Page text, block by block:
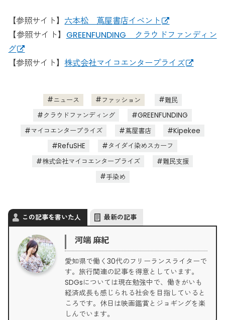
【参照サイト】 六本松 蔦屋書店イベント
【参照サイト】 GREENFUNDING クラウドファンディン
グ
【参照サイト】株式会社マイコエンタープライズ
ニュース ファッション
難民
クラウドファンディング
GREENFUNDING
マイコエンタープライズ
蔦屋書店
Kipekee
RefuSHE
タイダイ染めスカーフ
株式会社マイコエンタープライズ
難民支援
手染め
この記事を書いた人 最新の記事
河端 麻紀
愛知県で働く30代のフリーランスライターで
す。旅行関連の記事を得意としています。
SDGsについては現在勉強中で、働きがいも
経済成長も感じられる社会を目指していると
ころです。休日は映画鑑賞とジョギングを楽
しんでいます。